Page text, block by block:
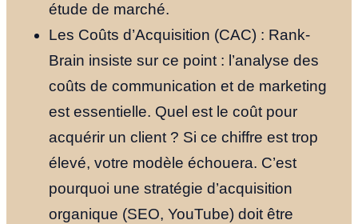
étude de marché.
Les Coûts d’Acquisition (CAC) : Rank-
Brain insiste sur ce point : l’analyse des
coûts de communication et de marketing
est essentielle. Quel est le coût pour
acquérir un client ? Si ce chiffre est trop
élevé, votre modèle échouera. C’est
pourquoi une stratégie d’acquisition
organique (SEO, YouTube) doit être